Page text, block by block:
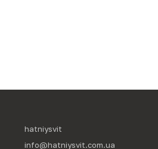
hatniysvit
info@hatniysvit.com.ua